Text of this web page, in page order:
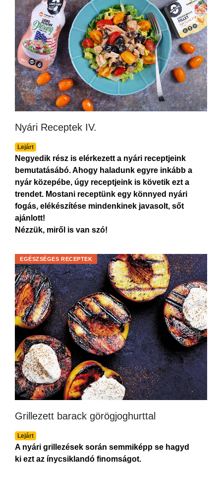
Nyári Receptek IV.
Lejárt
Negyedik rész is elérkezett a nyári receptjeink
bemutatásábó. Ahogy haladunk egyre inkább a
nyár közepébe, úgy receptjeink is követik ezt a
trendet. Mostani receptünk egy könnyed nyári
fogás, elékészítése mindenkinek javasolt, sőt
ajánlott!
Nézzük, miről is van szó!
Grillezett barack görögjoghurttal
Lejárt
EGÉSZSÉGES RECEPTEK
A nyári grillezések során semmiképp se hagyd
ki ezt az ínycsiklandó finomságot.